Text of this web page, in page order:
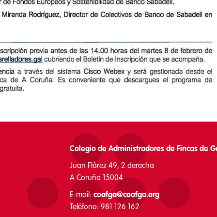
Colegio de Administradores de Fincas de
Juan Flórez 49, 2 derecha
A Coruña 15004
E-mail: coafga@coafga.org
Teléfono: 981 126 162